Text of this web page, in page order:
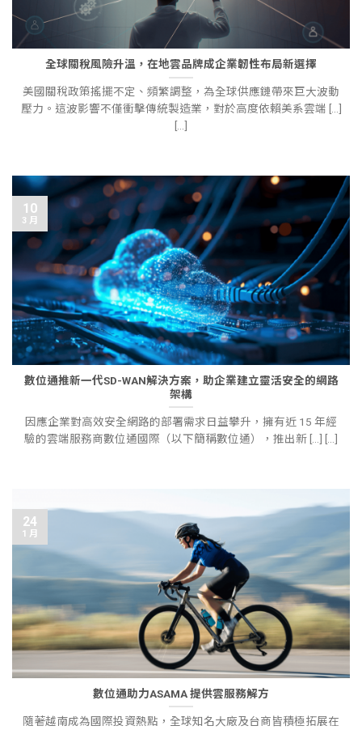
全球關稅風險升溫，在地雲品牌成企業韌性布局新選擇
美國關稅政策搖擺不定、頻繁調整，為全球供應鏈帶來巨大波動
壓力。這波影響不僅衝擊傳統製造業，對於高度依賴美系雲端 [...]
[...]
數位通推新一代SD-WAN解決方案，助企業建立靈活安全的網路
架構
因應企業對高效安全網路的部署需求日益攀升，擁有近 15 年經
驗的雲端服務商數位通國際（以下簡稱數位通），推出新 [...] [...]
10
3 月
數位通助力ASAMA 提供雲服務解方
隨著越南成為國際投資熱點，全球知名大廠及台商皆積極拓展在
24
1 月